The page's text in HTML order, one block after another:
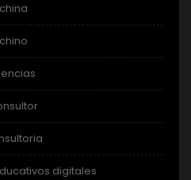
china
chino
digitales